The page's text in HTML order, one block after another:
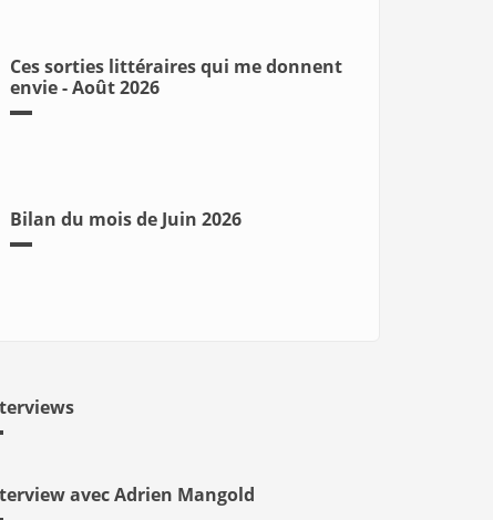
Ces sorties littéraires qui me donnent
envie - Août 2026
Bilan du mois de Juin 2026
avec Adrien Mangold